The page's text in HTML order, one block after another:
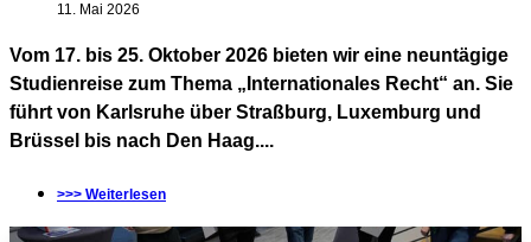
11. Mai 2026
Vom 17. bis 25. Oktober 2026 bieten wir eine neuntägige
Studienreise zum Thema „Internationales Recht“ an. Sie
führt von Karlsruhe über Straßburg, Luxemburg und
Brüssel bis nach Den Haag....
>>> Weiterlesen